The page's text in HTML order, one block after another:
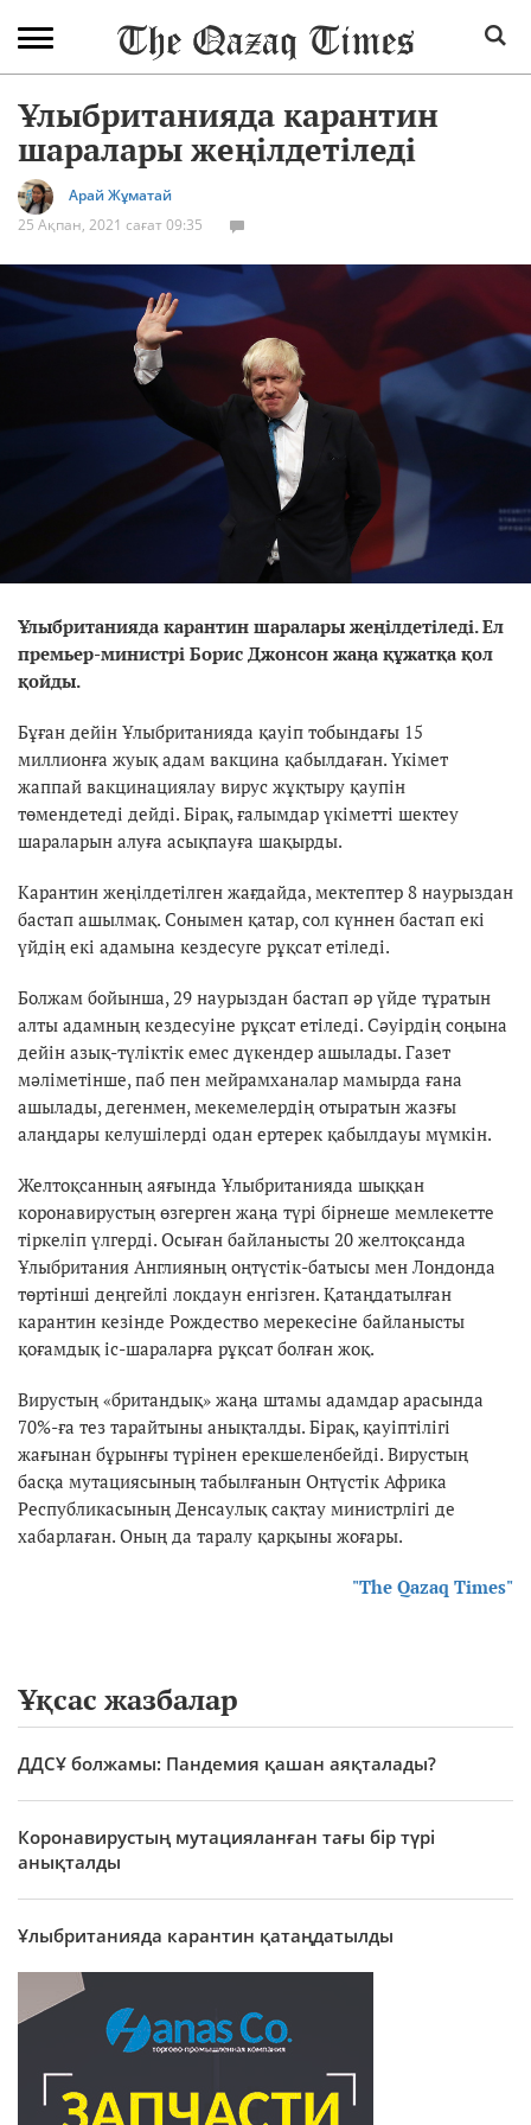
Ұлыбританияда карантин
шаралары жеңілдетіледі
Арай Жұматай
25 Ақпан, 2021 сағат 09:35
Ұлыбританияда карантин шаралары жеңілдетіледі. Ел
премьер-министрі Борис Джонсон жаңа құжатқа қол
қойды.
Бұған дейін Ұлыбританияда қауіп тобындағы 15
миллионға жуық адам вакцина қабылдаған. Үкімет
жаппай вакцинациялау вирус жұқтыру қаупін
төмендетеді дейді. Бірақ, ғалымдар үкіметті шектеу
шараларын алуға асықпауға шақырды.
Карантин жеңілдетілген жағдайда, мектептер 8 наурыздан
бастап ашылмақ. Сонымен қатар, сол күннен бастап екі
үйдің екі адамына кездесуге рұқсат етіледі.
Болжам бойынша, 29 наурыздан бастап әр үйде тұратын
алты адамның кездесуіне рұқсат етіледі. Сәуірдің соңына
дейін азық-түліктік емес дүкендер ашылады. Газет
мәліметінше, паб пен мейрамханалар мамырда ғана
ашылады, дегенмен, мекемелердің отыратын жазғы
алаңдары келушілерді одан ертерек қабылдауы мүмкін.
Желтоқсанның аяғында Ұлыбританияда шыққан
коронавирустың өзгерген жаңа түрі бірнеше мемлекетте
тіркеліп үлгерді. Осыған байланысты 20 желтоқсанда
Ұлыбритания Англияның оңтүстік-батысы мен Лондонда
төртінші деңгейлі локдаун енгізген. Қатаңдатылған
карантин кезінде Рождество мерекесіне байланысты
қоғамдық іс-шараларға рұқсат болған жоқ.
Вирустың «британдық» жаңа штамы адамдар арасында
70%-ға тез тарайтыны анықталды. Бірақ, қауіптілігі
жағынан бұрынғы түрінен ерекшеленбейді. Вирустың
басқа мутациясының табылғанын Оңтүстік Африка
Республикасының Денсаулық сақтау министрлігі де
хабарлаған. Оның да таралу қарқыны жоғары.
"The Qazaq Times"
Ұқсас жазбалар
ДДСҰ болжамы: Пандемия қашан аяқталады?
Коронавирустың мутацияланған тағы бір түрі
анықталды
Ұлыбританияда карантин қатаңдатылды